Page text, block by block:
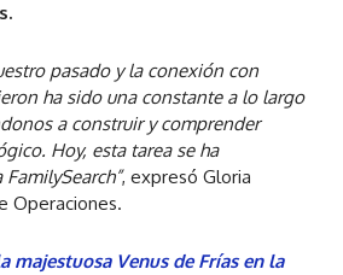
pasado y la conexión con
ha sido una constante a lo largo
a construir y comprender
Hoy, esta tarea se ha
, expresó Gloria
Operaciones.
majestuosa Venus de Frías en la